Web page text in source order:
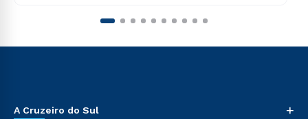
A Cruzeiro do Sul +